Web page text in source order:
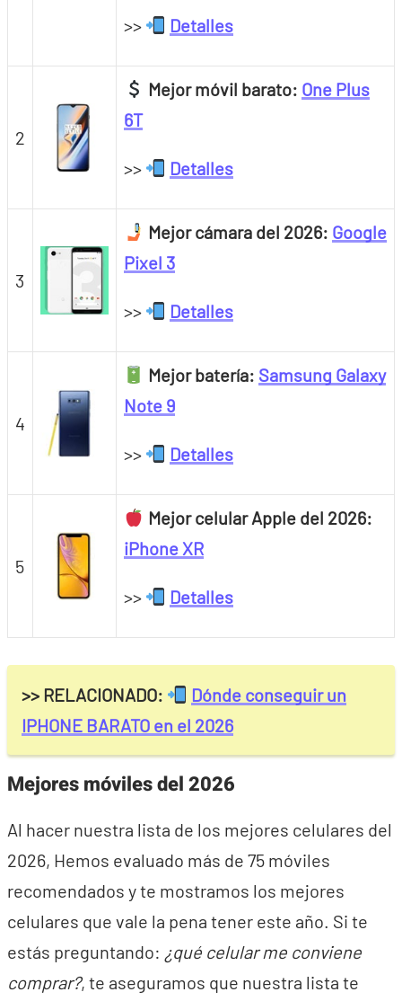
>> Detalles
2
Mejor móvil barato: One Plus
6T
>> Detalles
3
Mejor cámara del 2026: Google
Pixel 3
>> Detalles
4
Mejor batería: Samsung Galaxy
Note 9
>> Detalles
5
Mejor celular Apple del 2026:
iPhone XR
>> Detalles
>> RELACIONADO:
Dónde conseguir un
IPHONE BARATO en el 2026
Mejores móviles del 2026
Al hacer nuestra lista de los mejores celulares del
2026, Hemos evaluado más de 75 móviles
recomendados y te mostramos los mejores
celulares que vale la pena tener este año. Si te
estás preguntando: ¿qué celular me conviene
comprar?, te aseguramos que nuestra lista te